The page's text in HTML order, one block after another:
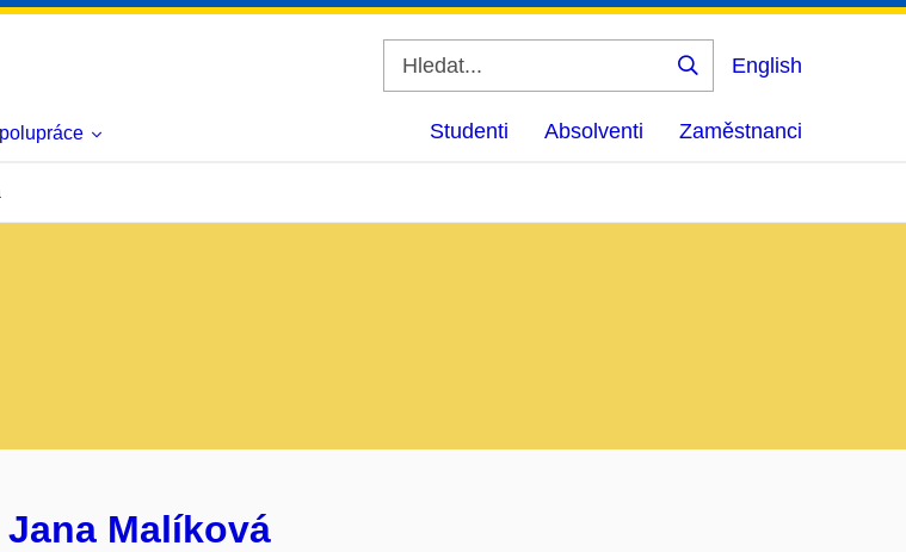
Vyhledat
English
Studenti Absolventi Zaměstnanci
Jana Malíková